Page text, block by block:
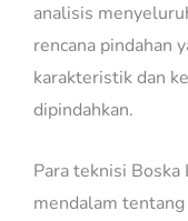
analisis
rencana pindahan
karakteristik dan
dipindahkan.
Para teknisi
mendalam